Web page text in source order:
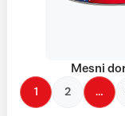
Mesni
1 2 …